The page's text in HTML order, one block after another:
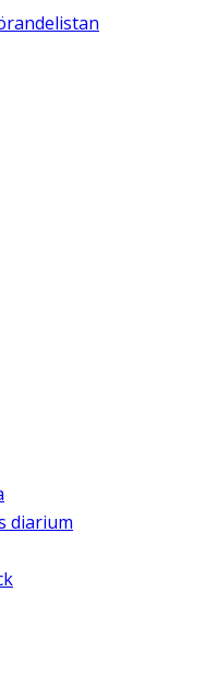
diarium